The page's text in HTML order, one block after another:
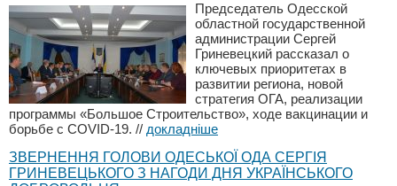
Председатель Одесской
областной государственной
администрации Сергей
Гриневецкий рассказал о
ключевых приоритетах в
развитии региона, новой
стратегия ОГА, реализации
программы «Большое Строительство», ходе вакцинации и
борьбе с COVID-19. // докладніше
ЗВЕРНЕННЯ ГОЛОВИ ОДЕСЬКОЇ ОДА СЕРГІЯ
ГРИНЕВЕЦЬКОГО З НАГОДИ ДНЯ УКРАЇНСЬКОГО